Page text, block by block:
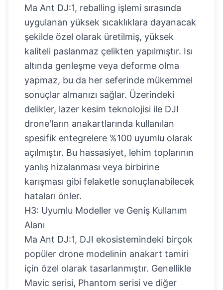
Ma Ant DJ:1, reballing işlemi sırasında
uygulanan yüksek sıcaklıklara dayanacak
şekilde özel olarak üretilmiş, yüksek
kaliteli paslanmaz çelikten yapılmıştır. Isı
altında genleşme veya deforme olma
yapmaz, bu da her seferinde mükemmel
sonuçlar almanızı sağlar. Üzerindeki
delikler, lazer kesim teknolojisi ile DJI
drone'ların anakartlarında kullanılan
spesifik entegrelere %100 uyumlu olarak
açılmıştır. Bu hassasiyet, lehim toplarının
yanlış hizalanması veya birbirine
karışması gibi felaketle sonuçlanabilecek
hataları önler.
H3: Uyumlu Modeller ve Geniş Kullanım
Alanı
Ma Ant DJ:1, DJI ekosistemindeki birçok
popüler drone modelinin anakart tamiri
için özel olarak tasarlanmıştır. Genellikle
Mavic serisi, Phantom serisi ve diğer